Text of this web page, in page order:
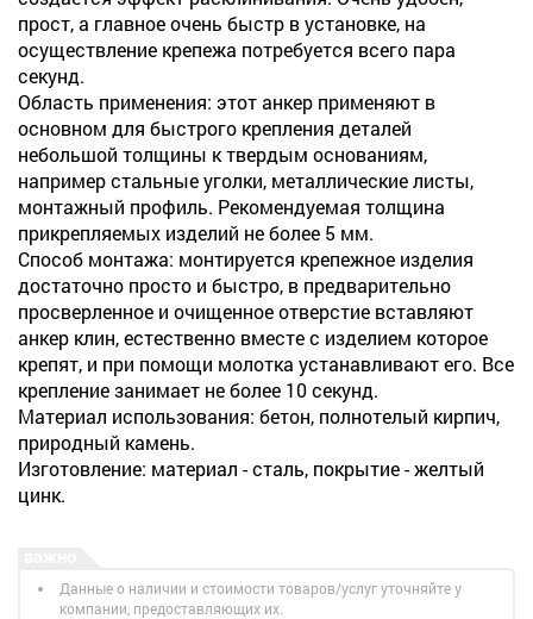
прост, а главное очень быстр в установке, на
осуществление крепежа потребуется всего пара
секунд.
Область применения: этот анкер применяют в
основном для быстрого крепления деталей
небольшой толщины к твердым основаниям,
например стальные уголки, металлические листы,
монтажный профиль. Рекомендуемая толщина
прикрепляемых изделий не более 5 мм.
Способ монтажа: монтируется крепежное изделия
достаточно просто и быстро, в предварительно
просверленное и очищенное отверстие вставляют
анкер клин, естественно вместе с изделием которое
крепят, и при помощи молотка устанавливают его. Все
крепление занимает не более 10 секунд.
Материал использования: бетон, полнотелый кирпич,
природный камень.
Изготовление: материал - сталь, покрытие - желтый
цинк.
Данные о наличии и стоимости товаров/услуг уточняйте у
компании, предоставляющих их.